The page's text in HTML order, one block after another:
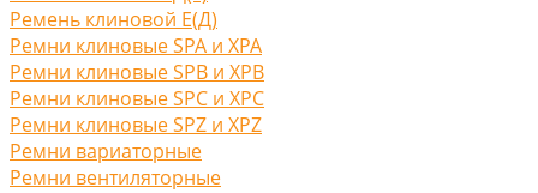
Ремень клиновой Е(Д)
Ремни клиновые SPA и XPA
Ремни клиновые SPB и XPB
Ремни клиновые SPC и XPC
Ремни клиновые SPZ и XPZ
Ремни вариаторные
Ремни вентиляторные